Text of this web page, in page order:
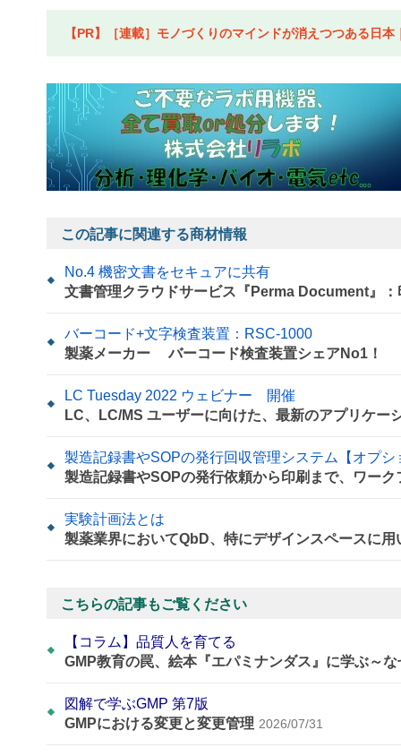
【PR】［連載］モノづくりのマインドが消えつつある日
この記事に関連する商材情報
No.4 機密文書をセキュアに共有
文書管理クラウドサービス『Perma Document』
バーコード+文字検査装置：RSC-1000
製薬メーカー バーコード検査装置シェアNo1！
LC Tuesday 2022 ウェビナー 開催
LC、LC/MS ユーザーに向けた、最新のアプリケー
製造記録書やSOPの発行回収管理システム【オプシ
製造記録書やSOPの発行依頼から印刷まで、ワー
実験計画法とは
製薬業界においてQbD、特にデザインスペースに
こちらの記事もご覧ください
【コラム】品質人を育てる
GMP教育の罠、絵本『エパミナンダス』に学ぶ～
図解で学ぶGMP 第7版
GMPにおける変更と変更管理 2026/07/31